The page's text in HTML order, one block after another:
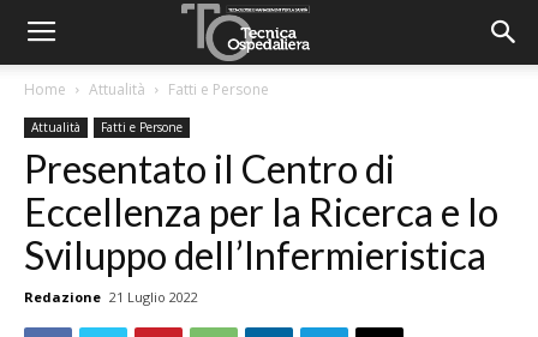
Home Attualità Fatti e Persone
Attualità Fatti e Persone
Presentato il Centro di
Eccellenza per la Ricerca e lo
Sviluppo dell’Infermieristica
Redazione 21 Luglio 2022